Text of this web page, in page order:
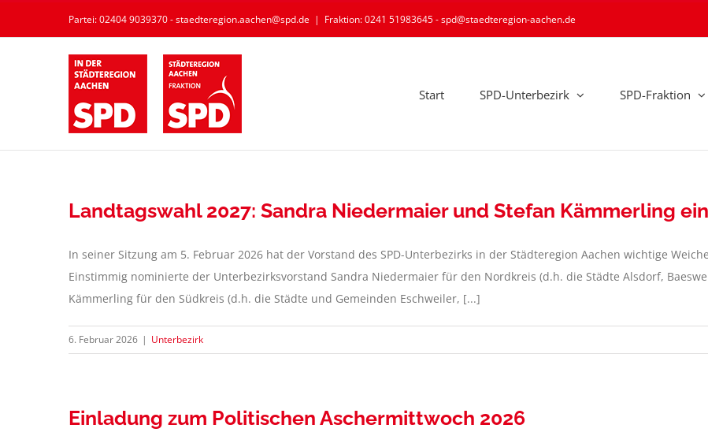
Partei: 02404 9039370 - staedteregion.aachen@spd.de | Fraktion: 0241 51983645 - spd@staedteregion-aachen.de
Start SPD-Unterbezirk SPD-Fraktion
Landtagswahl 2027: Sandra Niedermaier und Stefan Kämmerling
In seiner Sitzung am 5. Februar 2026 hat der Vorstand des SPD-Unterbezirks in der Städteregion Aachen wichtige
Einstimmig nominierte der Unterbezirksvorstand Sandra Niedermaier für den Nordkreis (d.h. die Städte Alsdorf,
Kämmerling für den Südkreis (d.h. die Städte und Gemeinden Eschweiler, [...]
6. Februar 2026 | Unterbezirk
Einladung zum Politischen Aschermittwoch 2026